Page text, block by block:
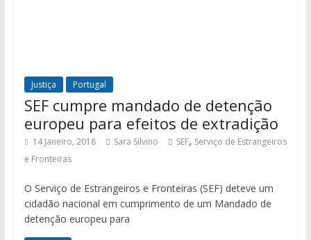
Justiça Portugal
SEF cumpre mandado de detenção
europeu para efeitos de extradição
14 Janeiro, 2018 Sara Silvino SEF, Serviço de Estrangeiros
e Fronteiras
O Serviço de Estrangeiros e Fronteiras (SEF) deteve um
cidadão nacional em cumprimento de um Mandado de
detenção europeu para